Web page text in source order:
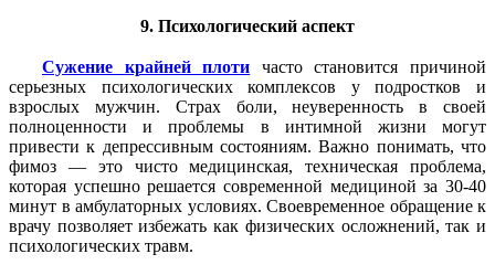
9. Психологический аспект
Сужение крайней плоти часто становится причиной
серьезных психологических комплексов у подростков и
взрослых мужчин. Страх боли, неуверенность в своей
полноценности и проблемы в интимной жизни могут
привести к депрессивным состояниям. Важно понимать, что
фимоз — это чисто медицинская, техническая проблема,
которая успешно решается современной медициной за 30-40
минут в амбулаторных условиях. Своевременное обращение к
врачу позволяет избежать как физических осложнений, так и
психологических травм.